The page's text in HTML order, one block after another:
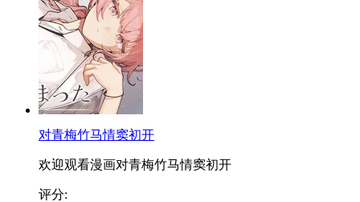
对青梅竹马情窦初开
欢迎观看漫画对青梅竹马情窦初开
评分: